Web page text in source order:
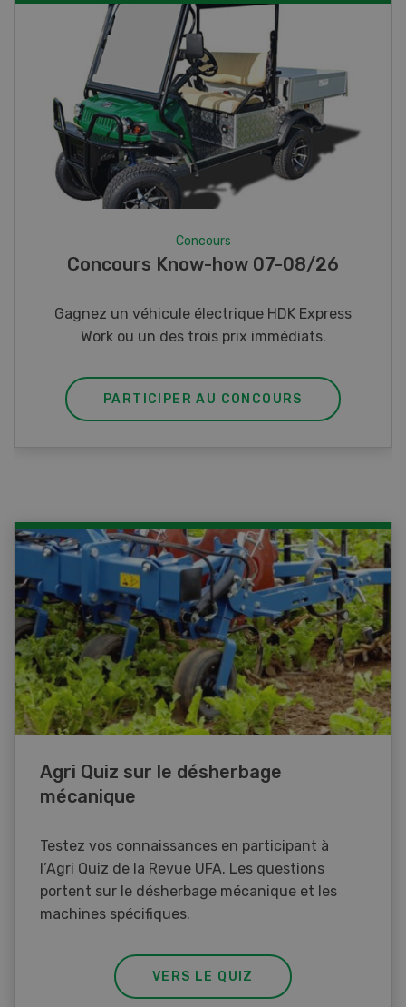
Photo mystère 07-08/26
Gagnez l’un des cinq couteaux de poche LANDI
PARTICIPER AU CONCOURS
Agri Quiz sur le désherbage
mécanique
Testez vos connaissances en participant à
l’Agri Quiz de la Revue UFA. Les questions
portent sur le désherbage mécanique et les
machines spécifiques.
VERS LE QUIZ